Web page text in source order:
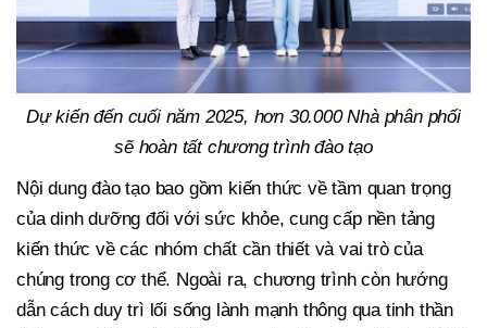
Dự kiến đến cuối năm 2025, hơn 30.000 Nhà phân phối
sẽ hoàn tất chương trình đào tạo
Nội dung đào tạo bao gồm kiến thức về tầm quan trọng
của dinh dưỡng đối với sức khỏe, cung cấp nền tảng
kiến thức về các nhóm chất cần thiết và vai trò của
chúng trong cơ thể. Ngoài ra, chương trình còn hướng
dẫn cách duy trì lối sống lành mạnh thông qua tinh thần